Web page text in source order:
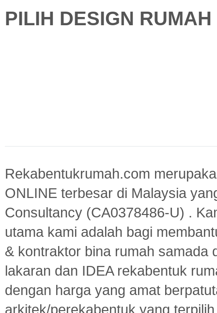
PILIH DESIGN RUMAH
Rekabentukrumah.com
ONLINE terbesar di Malaysia
Consultancy (CA0378486-U) .
utama kami adalah bagi
& kontraktor bina rumah samada
lakaran dan IDEA rekabentuk
dengan harga yang amat
arkitek/perekabentuk yang